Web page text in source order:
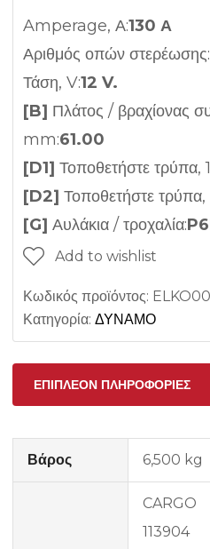
Amperage, Α:130 Α
Αριθμός οπών στερέωσης:
Τάση, V:12 V.
[B] Πλάτος / βραχίονας
mm:61.00
[D1] Τοποθετήστε τρύπα,
[D2] Τοποθετήστε τρύπα,
[G] Αυλάκια / τροχαλία:
Add to wishlist
Κωδικός προϊόντος:
Κατηγορία: ΔΥΝΑΜΟ
ΕΠΙΠΛΈΟΝ ΠΛΗΡΟΦΟΡΊΕΣ
Βάρος 6,500 kg
CARGO
113904